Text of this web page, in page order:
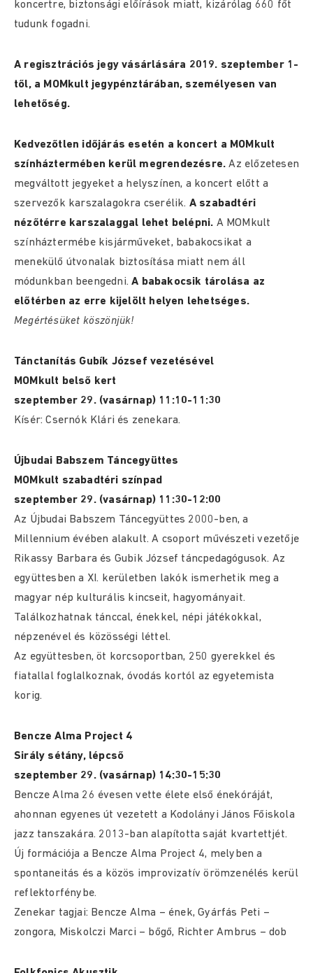
koncertre, biztonsági előírások miatt, kizárólag 660 főt
tudunk fogadni.
A regisztrációs jegy vásárlására 2019. szeptember 1-
től, a MOMkult jegypénztárában, személyesen van
lehetőség.
Kedvezőtlen időjárás esetén a koncert a MOMkult
színháztermében kerül megrendezésre. Az előzetesen
megváltott jegyeket a helyszínen, a koncert előtt a
szervezők karszalagokra cserélik. A szabadtéri
nézőtérre karszalaggal lehet belépni. A MOMkult
színháztermébe kisjárműveket, babakocsikat a
menekülő útvonalak biztosítása miatt nem áll
módunkban beengedni.A babakocsik tárolása az
előtérben az erre kijelölt helyen lehetséges.
Megértésüket köszönjük!
Tánctanítás Gubík József vezetésével
MOMkult belső kert
szeptember 29. (vasárnap) 11:10-11:30
Kísér: Csernók Klári és zenekara.
Újbudai Babszem Táncegyüttes
MOMkult szabadtéri színpad
szeptember 29. (vasárnap) 11:30-12:00
Az Újbudai Babszem Táncegyüttes 2000-ben, a
Millennium évében alakult. A csoport művészeti vezetője
Rikassy Barbara és Gubik József táncpedagógusok. Az
együttesben a XI. kerületben lakók ismerhetik meg a
magyar nép kulturális kincseit, hagyományait.
Találkozhatnak tánccal, énekkel, népi játékokkal,
népzenével és közösségi léttel.
Az együttesben, öt korcsoportban, 250 gyerekkel és
fiatallal foglalkoznak, óvodás kortól az egyetemista
korig.
Bencze Alma Project 4
Sirály sétány, lépcső
szeptember 29. (vasárnap) 14:30-15:30
Bencze Alma 26 évesen vette élete első énekóráját,
ahonnan egyenes út vezetett a Kodolányi János Főiskola
jazz tanszakára. 2013-ban alapította saját kvartettjét.
Új formációja a Bencze Alma Project 4, melyben a
spontaneitás és a közös improvizatív örömzenélés kerül
reflektorfénybe.
Zenekar tagjai: Bencze Alma – ének, Gyárfás Peti –
zongora, Miskolczi Marci – bőgő, Richter Ambrus – dob